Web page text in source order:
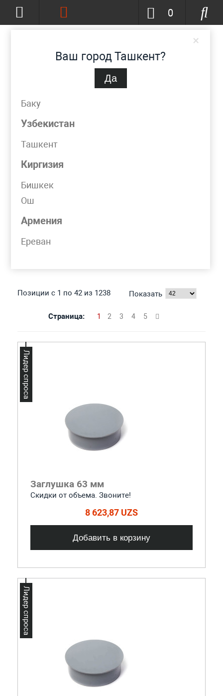
×
Ваш город Ташкент?
Да
Баку
Узбекистан
Ташкент
Киргизия
Бишкек
Ош
Армения
Ереван
0
КАТАЛОГ
ЗАГЛУШКА ПЛАСТИКОВАЯ
Позиции с 1 по 42 из 1238 Показать
Страница: 1 2 3 4 5
Заглушка 63 мм
Скидки от объема. Звоните!
8 623,87 UZS
Добавить в корзину
Лидер спроса
Лидер спроса